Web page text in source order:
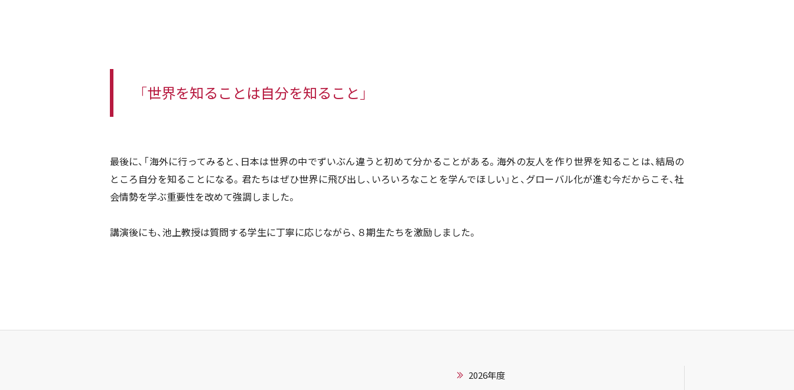
「世界を知ることは自分を知ること」
最後に、「海外に行ってみると、日本は世界の中でずいぶん違うと初めて分かることがある。海外の友人を作り世界を知ることは、結局の
ところ自分を知ることになる。君たちはぜひ世界に飛び出し、いろいろなことを学んでほしい」と、グローバル化が進む今だからこそ、社
会情勢を学ぶ重要性を改めて強調しました。
講演後にも、池上教授は質問する学生に丁寧に応じながら、 ８期生たちを激励しました。
2026年度